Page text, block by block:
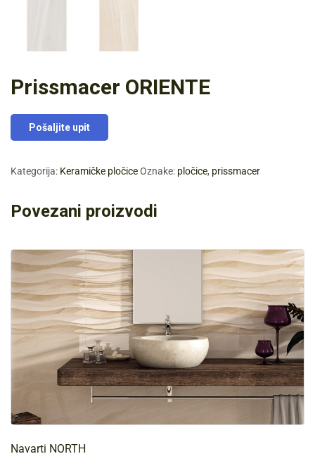
Prissmacer ORIENTE
Pošaljite upit
Kategorija: Keramičke pločiceOznake: pločice, prissmacer
Povezani proizvodi
Navarti NORTH